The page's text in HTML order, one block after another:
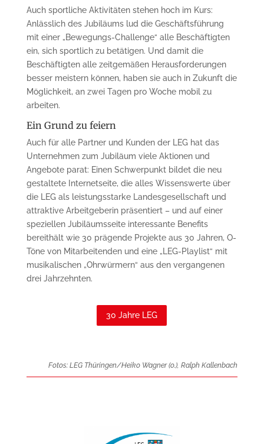
Auch sportliche Aktivitäten stehen hoch im Kurs:
Anlässlich des Jubiläums lud die Geschäftsführung
mit einer „Bewegungs-Challenge“ alle Beschäftigten
ein, sich sportlich zu betätigen. Und damit die
Beschäftigten alle zeitgemäßen Herausforderungen
besser meistern können, haben sie auch in Zukunft die
Möglichkeit, an zwei Tagen pro Woche mobil zu
arbeiten.
Ein Grund zu feiern
Auch für alle Partner und Kunden der LEG hat das
Unternehmen zum Jubiläum viele Aktionen und
Angebote parat: Einen Schwerpunkt bildet die neu
gestaltete Internetseite, die alles Wissenswerte über
die LEG als leistungsstarke Landesgesellschaft und
attraktive Arbeitgeberin präsentiert – und auf einer
speziellen Jubiläumsseite interessante Benefits
bereithält wie 30 prägende Projekte aus 30 Jahren, O-
Töne von Mitarbeitenden und eine „LEG-Playlist“ mit
musikalischen „Ohrwürmern“ aus den vergangenen
drei Jahrzehnten.
30 Jahre LEG
Fotos: LEG Thüringen/Heiko Wagner (o.), Ralph Kallenbach